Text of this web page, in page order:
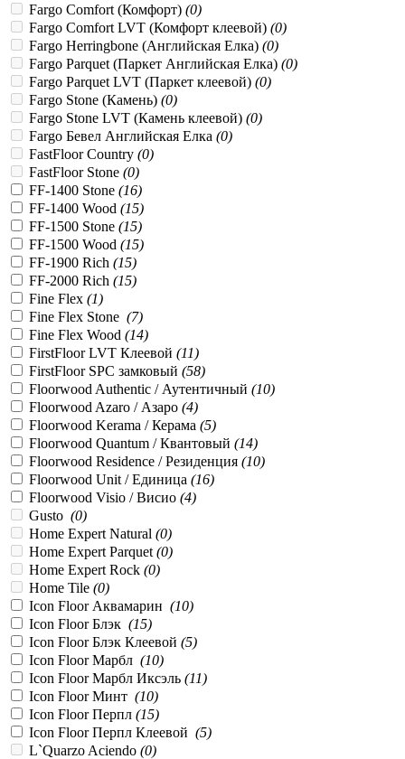
Fargo Comfort (Комфорт) (0)
Fargo Comfort LVT (Комфорт клеевой) (0)
Fargo Herringbone (Английская Елка) (0)
Fargo Parquet (Паркет Английская Елка) (0)
Fargo Parquet LVT (Паркет клеевой) (0)
Fargo Stone (Камень) (0)
Fargo Stone LVT (Камень клеевой) (0)
Fargo Бевел Английская Елка (0)
FastFloor Country (0)
FastFloor Stone (0)
FF-1400 Stone (16)
FF-1400 Wood (15)
FF-1500 Stone (15)
FF-1500 Wood (15)
FF-1900 Rich (15)
FF-2000 Rich (15)
Fine Flex (1)
Fine Flex Stone (7)
Fine Flex Wood (14)
FirstFloor LVT Клеевой (11)
FirstFloor SPC замковый (58)
Floorwood Authentic / Аутентичный (10)
Floorwood Azaro / Азаро (4)
Floorwood Kerama / Керама (5)
Floorwood Quantum / Квантовый (14)
Floorwood Residence / Резиденция (10)
Floorwood Unit / Единица (16)
Floorwood Visio / Висио (4)
Gusto (0)
Home Expert Natural (0)
Home Expert Parquet (0)
Home Expert Rock (0)
Home Tile (0)
Icon Floor Аквамарин (10)
Icon Floor Блэк (15)
Icon Floor Блэк Клеевой (5)
Icon Floor Марбл (10)
Icon Floor Марбл Иксэль (11)
Icon Floor Минт (10)
Icon Floor Перпл (15)
Icon Floor Перпл Клеевой (5)
L`Quarzo Aciendo (0)